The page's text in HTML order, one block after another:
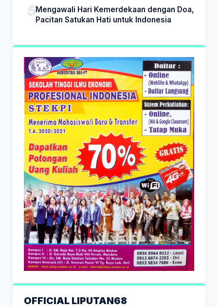
Mengawali Hari Kemerdekaan dengan Doa,
Pacitan Satukan Hati untuk Indonesia
OFFICIAL LIPUTAN68